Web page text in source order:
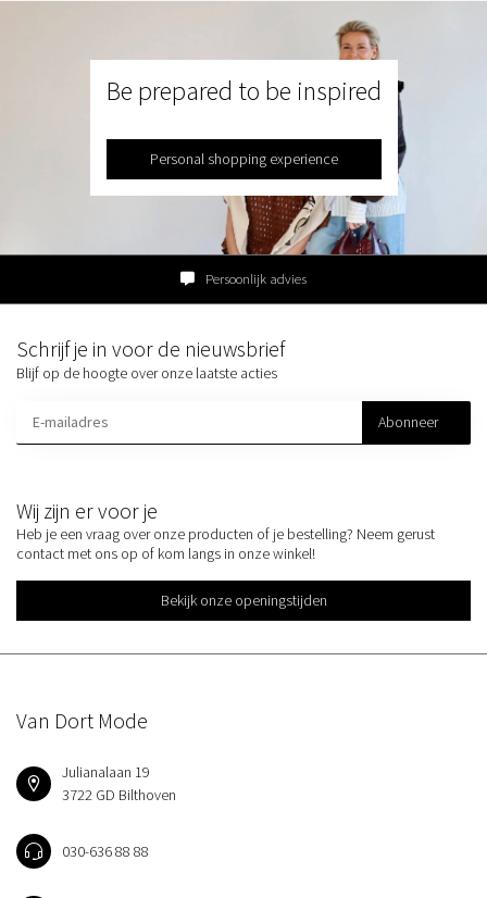
Be prepared to be inspired
Personal shopping experience
Persoonlijk advies
Wij zijn er voor je
Heb je een vraag over onze producten of je bestelling? Neem gerust
contact met ons op of kom langs in onze winkel!
Bekijk onze openingstijden
Schrijf je in voor de nieuwsbrief
Blijf op de hoogte over onze laatste acties
Abonneer
Van Dort Mode
Julianalaan 19
3722 GD Bilthoven
030-636 88 88